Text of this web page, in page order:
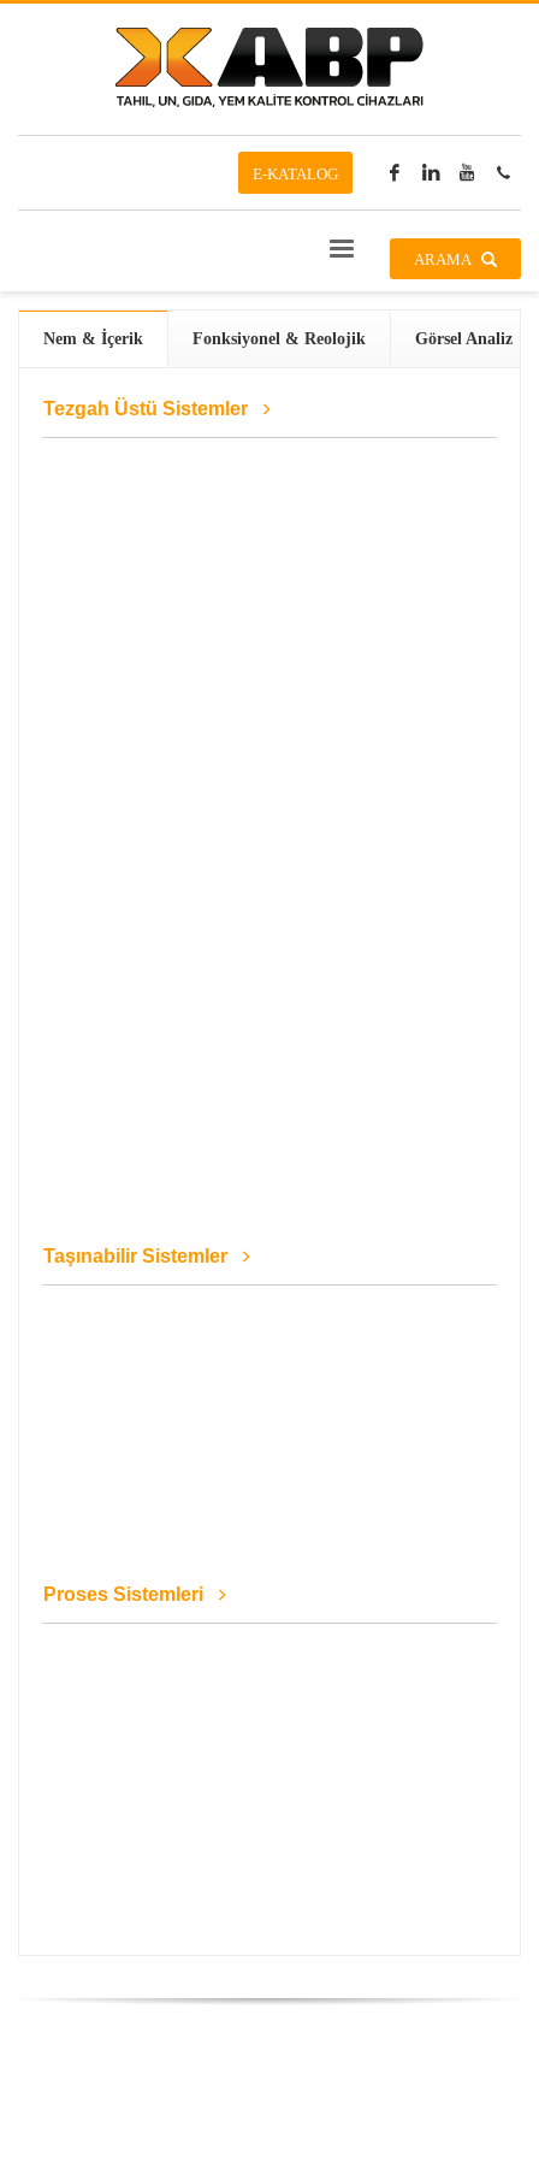
E-KATALOG
ARAMA
Nem & İçerik Fonksiyonel & Reolojik Görsel Analiz
Tezgah Üstü Sistemler
Taşınabilir Sistemler
Proses Sistemleri